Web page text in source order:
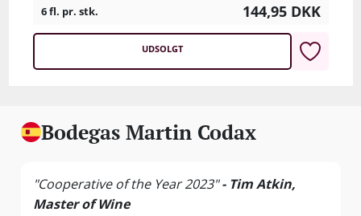
6 fl. pr. stk. 144,95 DKK
UDSOLGT
Bodegas Martin Codax
"Cooperative of the Year 2023"- Tim Atkin,
Master of Wine